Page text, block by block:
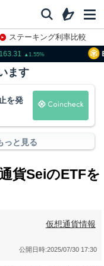
ステーキング利率比較
1.55
ます
を発
っと見る
貨SeiのETFを
仮想通貨情報
公開日時:2025/07/30 17:30